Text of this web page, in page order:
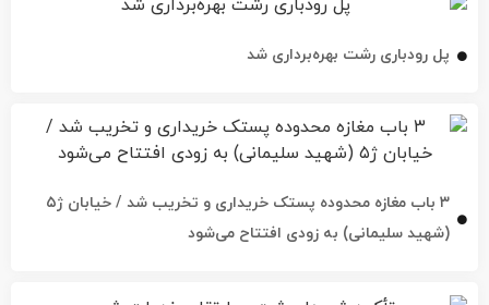
پل رودباری رشت بهره‌برداری شد
۳ باب مغازه محدوده پستک خریداری و تخریب شد / خیابان ژ۵
(شهید سلیمانی) به زودی افتتاح می‌شود